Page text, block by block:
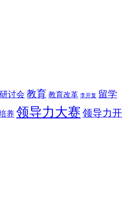
讨会 教育 教育改革 李开复 留学
养 领导力大赛 领导力开